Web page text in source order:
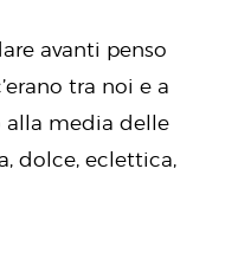
avanti penso
tra noi e a
alla media delle
dolce, eclettica,